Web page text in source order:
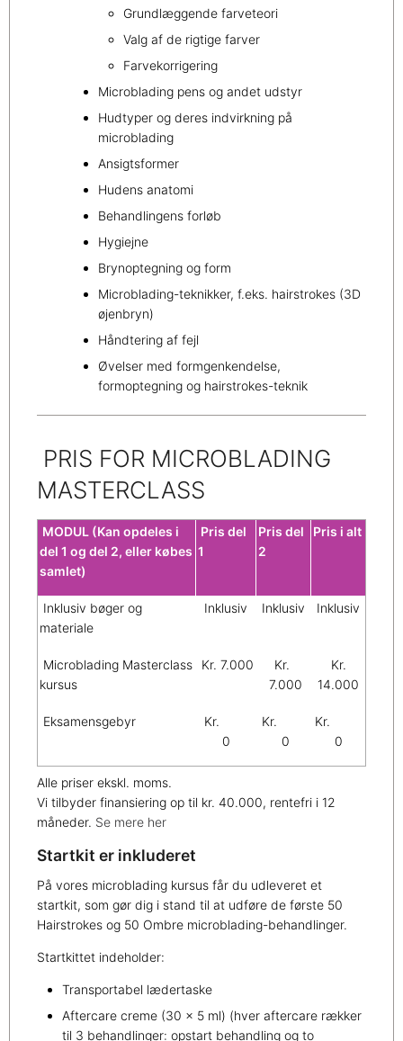
Grundlæggende farveteori
Valg af de rigtige farver
Farvekorrigering
Microblading pens og andet udstyr
Hudtyper og deres indvirkning på
microblading
Ansigtsformer
Hudens anatomi
Behandlingens forløb
Hygiejne
Brynoptegning og form
Microblading-teknikker, f.eks. hairstrokes (3D
øjenbryn)
Håndtering af fejl
Øvelser med formgenkendelse,
formoptegning og hairstrokes-teknik
PRIS FOR MICROBLADING
MASTERCLASS
MODUL (Kan opdeles i
del 1 og del 2, eller købes
samlet)
Pris del
1
Pris del
2
Pris i alt
Inklusiv bøger og
materiale
Inklusiv Inklusiv Inklusiv
Microblading Masterclass
kursus
Kr. 7.000
Kr.
7.000
Kr.
14.000
Eksamensgebyr
Kr.
0
Kr.
0
Kr.
0
Alle priser ekskl. moms.
Vi tilbyder finansiering op til kr. 40.000, rentefri i 12
måneder. Se mere her
Startkit er inkluderet
På vores microblading kursus får du udleveret et
startkit, som gør dig i stand til at udføre de første 50
Hairstrokes og 50 Ombre microblading-behandlinger.
Startkittet indeholder:
Transportabel lædertaske
Aftercare creme (30 x 5 ml) (hver aftercare rækker
til 3 behandlinger: opstart behandling og to